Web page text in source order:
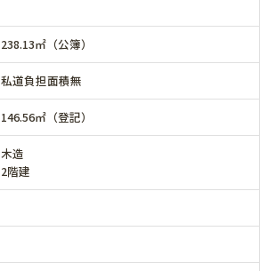
238.13㎡（公簿）
私道負担面積無
146.56㎡（登記）
木造
2階建